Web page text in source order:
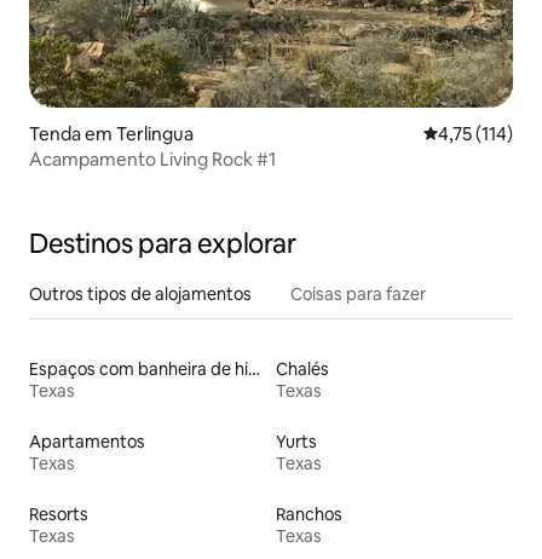
Tenda em Terlingua Classificação
4,75 (114)
Acampamento Living Rock #1
Destinos para explorar
Outros tipos de alojamentos Coisas para fazer
Espaços com banheira de hidromassagem
Texas
Chalés
Texas
Apartamentos
Texas
Yurts
Texas
Resorts
Texas
Ranchos
Texas